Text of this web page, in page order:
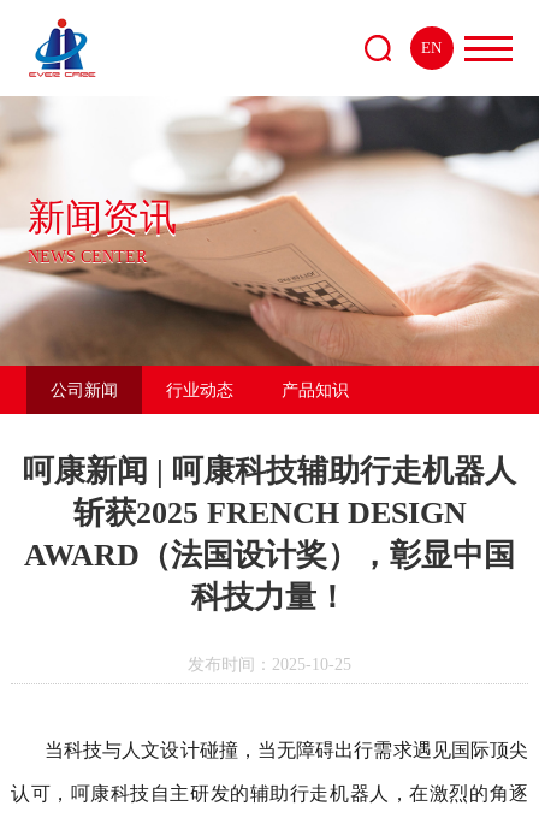
EN
新闻资讯
NEWS CENTER
公司新闻 行业动态 产品知识
呵康新闻 | 呵康科技辅助行走机器人
斩获2025 FRENCH DESIGN
AWARD（法国设计奖），彰显中国
科技力量！
发布时间：2025-10-25
当科技与人文设计碰撞，当无障碍出行需求遇见国际顶尖
认可， 呵康科技自主研发的辅助行走机器人，在激烈的角逐